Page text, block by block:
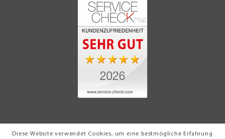
Diese Website verwendet Cookies, um eine bestmögliche Erfahrung